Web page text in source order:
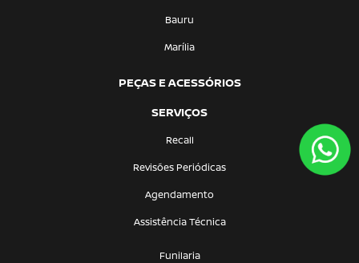
Bauru
Marília
PEÇAS E ACESSÓRIOS
SERVIÇOS
Recall
Revisões Periódicas
Agendamento
Assistência Técnica
Funilaria